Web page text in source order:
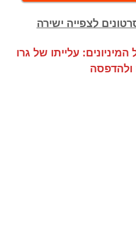
לצפייה ישירה
עלייתו של גרו
ולהדפסה